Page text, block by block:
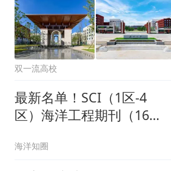
双一流高校
最新名单！SCI（1区-4
区）海洋工程期刊（16
海洋知圈